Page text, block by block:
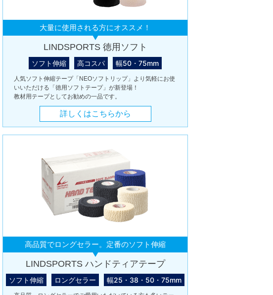
大量に使用される方にオススメ！
LINDSPORTS 徳用ソフト
ソフト伸縮 高コスパ 幅50・75mm
人気ソフト伸縮テープ「NEOソフトリップ」より気軽にお使
いいただける「徳用ソフトテープ」が新登場！
教材用テープとしてお勧めの一品です。
詳しくはこちらから
高品質でロングセラー。定番のソフト伸縮
LINDSPORTS ハンドティアテープ
ソフト伸縮 ロングセラー 幅25・38・50・75mm